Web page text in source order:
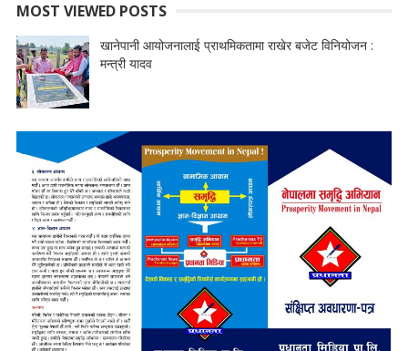
MOST VIEWED POSTS
खानेपानी आयोजनालाई प्राथमिकतामा राखेर बजेट विनियोजन :
मन्त्री यादव